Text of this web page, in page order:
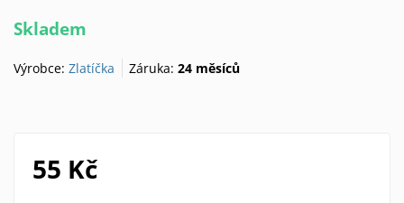
Skladem
Výrobce: Zlatíčka Záruka:24 měsíců
55 Kč